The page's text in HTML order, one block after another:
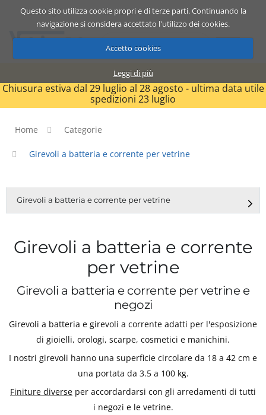
Questo sito utilizza cookie propri e di terze parti. Continuando la
navigazione si considera accettato l'utilizzo dei cookies.
Accetto cookies
Leggi di più
Catalogo Carrello ITA
Chiusura estiva dal 29 luglio al 28 agosto - ultima data utile
spedizioni 23 luglio
Home Categorie
Girevoli a batteria e corrente per vetrine
Girevoli a batteria e corrente per vetrine
Girevoli a batteria e corrente
per vetrine
Girevoli a batteria e corrente per vetrine e
negozi
Girevoli a batteria e girevoli a corrente adatti per l'esposizione
di gioielli, orologi, scarpe, cosmetici e manichini.
I nostri girevoli hanno una superficie circolare da 18 a 42 cm e
una portata da 3.5 a 100 kg.
Finiture diverse per accordardarsi con gli arredamenti di tutti
i negozi e le vetrine.